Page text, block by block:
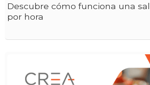
Descubre cómo funciona una
por hora